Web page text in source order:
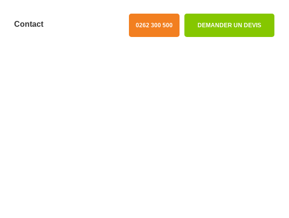
Contact 0262 300 500 DEMANDER UN DEVIS